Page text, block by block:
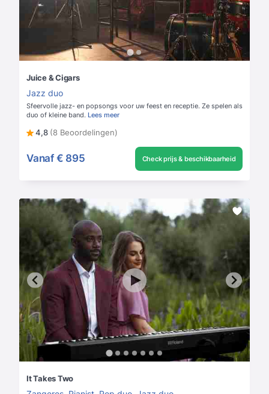
Juice & Cigars
Jazz duo
Sfeervolle jazz- en popsongs voor uw feest en receptie. Ze spelen als
duo of kleine band. Lees meer
4,8 (8 Beoordelingen)
Vanaf € 895 Check prijs & beschikbaarheid
It Takes Two